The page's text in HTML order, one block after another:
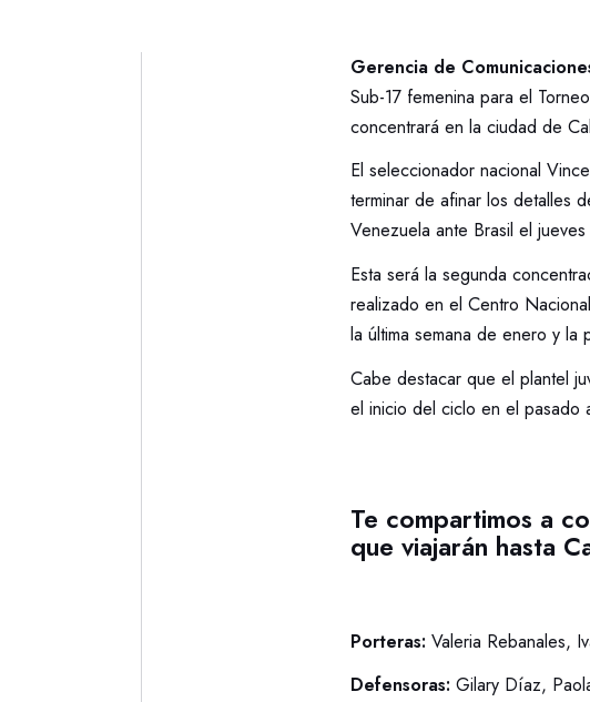
Gerencia de
Sub-17 femenina para el
concentrará en la ciudad de
El seleccionador nacional
terminar de afinar los detalles
Venezuela ante Brasil el
Esta será la segunda
realizado en el Centro
la última semana de enero y la
Cabe destacar que el plantel
el inicio del ciclo en el pasado
Te compartimos a
que viajarán hasta
Porteras: Valeria Rebanales,
Defensoras: Gilary Díaz,